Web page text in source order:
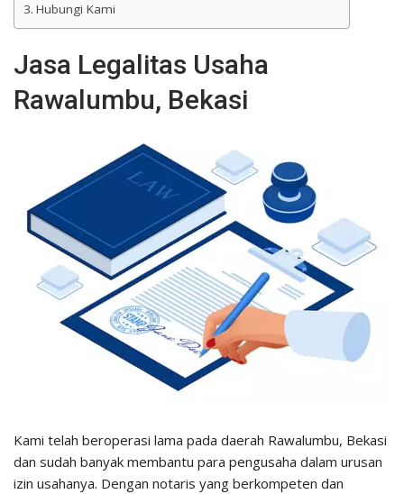
Hubungi Kami
Jasa Legalitas Usaha
Rawalumbu, Bekasi
Kami telah beroperasi lama pada daerah Rawalumbu, Bekasi
dan sudah banyak membantu para pengusaha dalam urusan
izin usahanya. Dengan notaris yang berkompeten dan